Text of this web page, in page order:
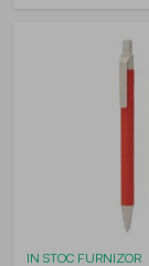
IN STOC FURNIZOR